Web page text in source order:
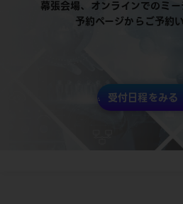
幕張会場、オンラインでのミー
予約ページからご予約
受付日程をみる